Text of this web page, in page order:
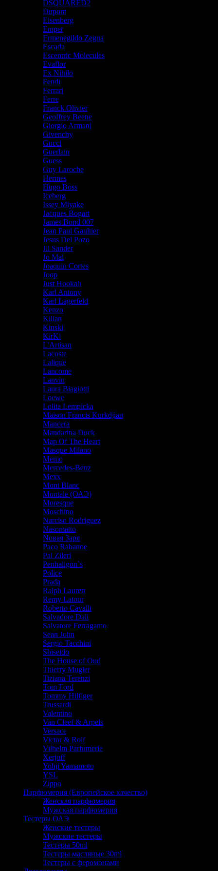
DSQUARED2
Dupont
Eisenberg
Emper
Ermenegildo Zegna
Escada
Escentric Molecules
Evaflor
Ex Nihilo
Fendi
Ferrari
Ferre
Franck Olivier
Geoffrey Beene
Giorgio Armani
Givenchy
Gucci
Guerlain
Guess
Guy Laroche
Hermes
Hugo Boss
Iceberg
Issey Miyake
Jacques Bogart
James Bond 007
Jean Paul Gaultier
Jesus Del Pozo
Jil Sander
Jo Mal
Joaquin Cortes
Joop
Just Hookah
Karl Antony
Karl Lagerfeld
Kenzo
Kilian
Kinski
KirKi
L'Artisan
Lacoste
Lalique
Lancome
Lanvin
Laura Biagiotti
Loewe
Lolita Lempicka
Maison Francis Kurkdjian
Mancera
Mandarina Duck
Map Of The Heart
Masque Milano
Memo
Mercedes-Benz
Mexx
Mont Blanc
Montale (ОАЭ)
Moresque
Moschino
Narciso Rodriguez
Nasomatto
Nовая Заря
Paco Rabanne
Pal Zileri
Penhaligon`s
Police
Prada
Ralph Lauren
Remy Latour
Roberto Cavalli
Salvadore Dali
Salvatore Ferragamo
Sean John
Sergio Tacchini
Shiseido
The House of Oud
Thierry Mugler
Tiziana Terenzi
Tom Ford
Tommy Hilfiger
Trussardi
Valentino
Van Cleef & Arpels
Versace
Victor & Rolf
Vilhelm Parfumerie
Xerjoff
Yohji Yamamoto
YSL
Zippo
Парфюмерия (Европейское качество)
Женская парфюмерия
Мужская парфюмерия
Тестеры ОАЭ
Женские тестеры
Мужские тестеры
Тестеры 50ml
Тестеры масляные 30ml
Тестеры с феромонами